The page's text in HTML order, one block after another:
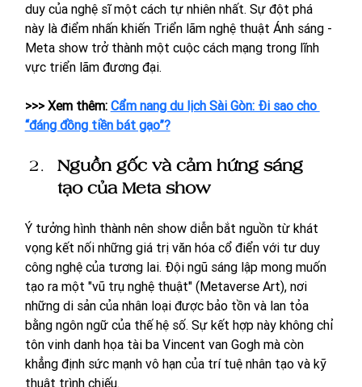
duy của nghệ sĩ một cách tự nhiên nhất. Sự đột phá
này là điểm nhấn khiến Triển lãm nghệ thuật Ánh sáng -
Meta show trở thành một cuộc cách mạng trong lĩnh
vực triển lãm đương đại.
>>> Xem thêm: Cẩm nang du lịch Sài Gòn: Đi sao cho
“đáng đồng tiền bát gạo”?
Nguồn gốc và cảm hứng sáng
tạo của Meta show
Ý tưởng hình thành nên show diễn bắt nguồn từ khát
vọng kết nối những giá trị văn hóa cổ điển với tư duy
công nghệ của tương lai. Đội ngũ sáng lập mong muốn
tạo ra một "vũ trụ nghệ thuật" (Metaverse Art), nơi
những di sản của nhân loại được bảo tồn và lan tỏa
bằng ngôn ngữ của thế hệ số. Sự kết hợp này không chỉ
tôn vinh danh họa tài ba Vincent van Gogh mà còn
khẳng định sức mạnh vô hạn của trí tuệ nhân tạo và kỹ
thuật trình chiếu.